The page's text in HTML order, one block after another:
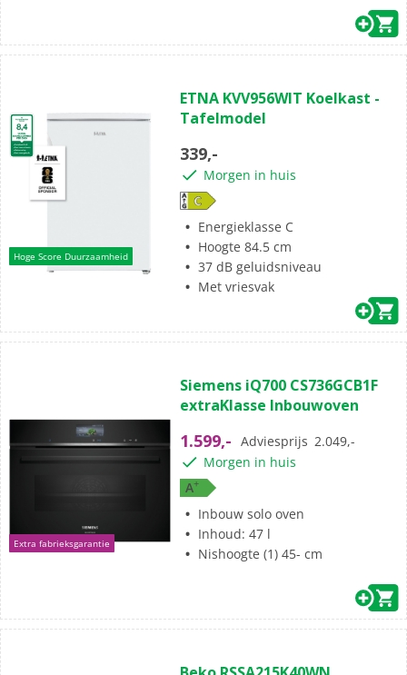
Hoge Score Duurzaamheid
ETNA KVV956WIT Koelkast -
Tafelmodel
339,-
Morgen in huis
Energieklasse C
Hoogte 84.5 cm
37 dB geluidsniveau
Met vriesvak
Extra fabrieksgarantie
Siemens iQ700 CS736GCB1F
extraKlasse Inbouwoven
1.599,- Adviesprijs 2.049,-
Morgen in huis
A+
Inbouw solo oven
Inhoud: 47 l
Nishoogte (1) 45- cm